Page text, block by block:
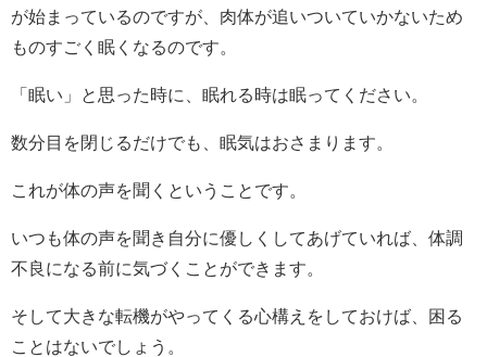
が始まっているのですが、肉体が追いついていかないため
ものすごく眠くなるのです。
「眠い」と思った時に、眠れる時は眠ってください。
数分目を閉じるだけでも、眠気はおさまります。
これが体の声を聞くということです。
いつも体の声を聞き自分に優しくしてあげていれば、体調
不良になる前に気づくことができます。
そして大きな転機がやってくる心構えをしておけば、困る
ことはないでしょう。